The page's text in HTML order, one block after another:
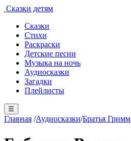
Сказки детям
Сказки
Стихи
Раскраски
Детские песни
Музыка на ночь
Аудиосказки
Загадки
Плейлисты
☰
Главная /Аудиосказки/Братья Гримм